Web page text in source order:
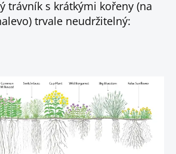
trávník s krátkými kořeny (na
trvale neudržitelný: